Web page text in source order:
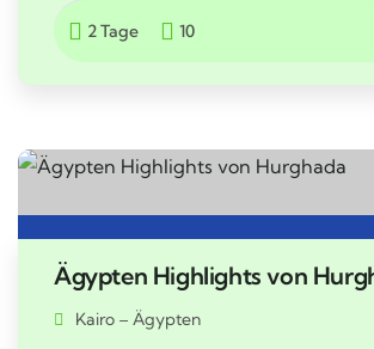
2 Tage 10
Ägypten Highlights von
Kairo – Ägypten